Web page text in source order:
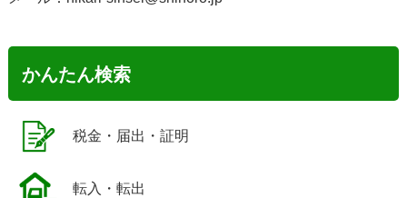
かんたん検索
税金・届出・証明
転入・転出